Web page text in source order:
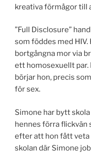
kreativa förmågor till
”Full Disclosure”
som föddes med
bortgångna mor via
ett homosexuellt par.
börjar hon, precis
för sex.
Simone har bytt
hennes förra
efter att hon fått veta
skolan där Simone